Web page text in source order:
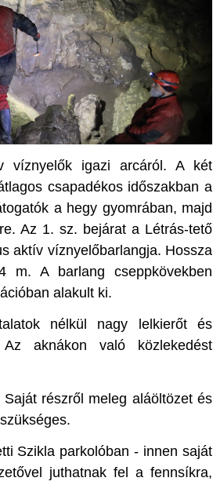
víznyelők igazi arcáról. A két
csapadékos időszakban a
a hegy gyomrában, majd
Az 1. sz. bejárat a Létrás-tető
aktív víznyelőbarlangja. Hossza
m. A barlang cseppkövekben
alakult ki.
nélkül nagy lelkierőt és
aknákon való közlekedést
részről meleg aláöltözet és
Szikla parkolóban - innen saját
juthatnak fel a fennsíkra,